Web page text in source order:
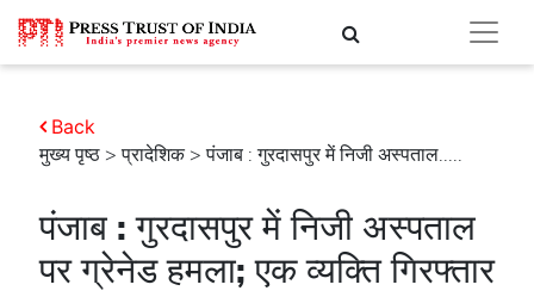
मुख्य पृष्ठ >प्रादेशिक> पंजाब : गुरदासपुर में निजी अस्पताल.....
Back
पंजाब : गुरदासपुर में निजी अस्पताल
पर ग्रेनेड हमला; एक व्यक्ति गिरफ्तार